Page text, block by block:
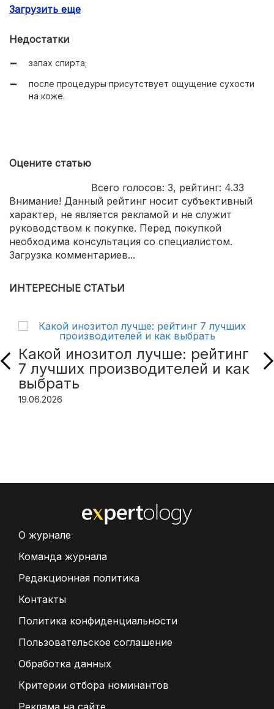
устраняет жирный блеск.
Загрузить еще
Недостатки
запах спирта;
после процедуры присутствует ощущение сухости
на коже.
Оцените статью
Всего голосов: 3, рейтинг: 4.33
Внимание! Данный рейтинг носит субъективный
характер, не является рекламой и не служит
руководством к покупке. Перед покупкой
необходима консультация со специалистом.
Загрузка комментариев...
ИНТЕРЕСНЫЕ СТАТЬИ
Какой инозитол лучше: рейтинг
7 лучших производителей и как
выбрать
19.06.2026
О журнале
Команда журнала
Редакционная политика
Контакты
Политика конфиденциальности
Пользовательское соглашение
Обработка данных
Критерии отбора номинантов
Реклама на сайте